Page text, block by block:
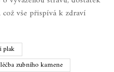
vše přispívá k zdraví
plak
léčba zubního kamene